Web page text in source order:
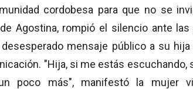
cordobesa para que no se
Agostina,rompió el silencio ante las
mensaje público a su
"Hija,si me estás escuchando,
poco más",manifestó la mujer